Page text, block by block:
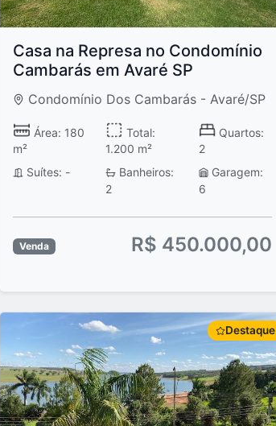
Casa na Represa no Condomínio
Cambarás em Avaré SP
Condomínio Dos Cambarás - Avaré/SP
Área: 180
m²
Total:
1.200 m²
Quartos:
2
Suítes: -
Banheiros:
2
Garagem:
6
Venda R$ 450.000,00
Destaque